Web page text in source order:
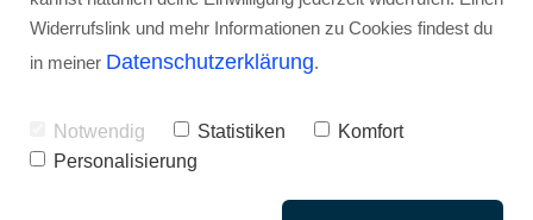
Widerrufslink und mehr Informationen zu Cookies findest du
in meiner Datenschutzerklärung.
Notwendig Statistiken
Komfort
Personalisierung